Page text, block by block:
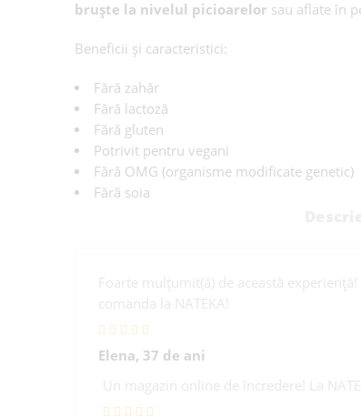
bruște la nivelul picioarelor sau aflate în
Beneficii și caracteristici:
Fără zahăr
Fără lactoză
Fără gluten
Potrivit pentru vegani
Fără OMG (organisme modificate genetic)
Fără soia
Foarte mulțumit(ă) de această
comanda la NATEKA!
Elena, 37 de ani
Un magazin online de încredere! La